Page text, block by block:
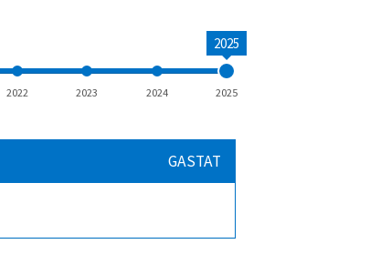
2025
2022 2023 2024 2025
GASTAT